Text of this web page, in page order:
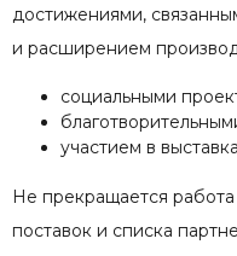
достижениями,
и расширением
социальными
участием в
Не прекращается
поставок и списка